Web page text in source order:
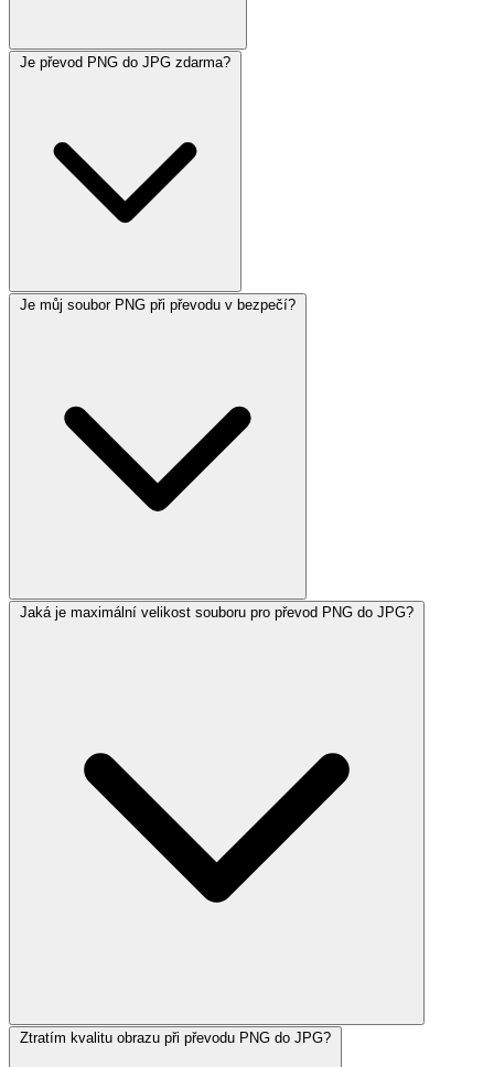
Je převod PNG do JPG zdarma?
Je můj soubor PNG při převodu v bezpečí?
Jaká je maximální velikost souboru pro převod PNG do JPG?
Ztratím kvalitu obrazu při převodu PNG do JPG?